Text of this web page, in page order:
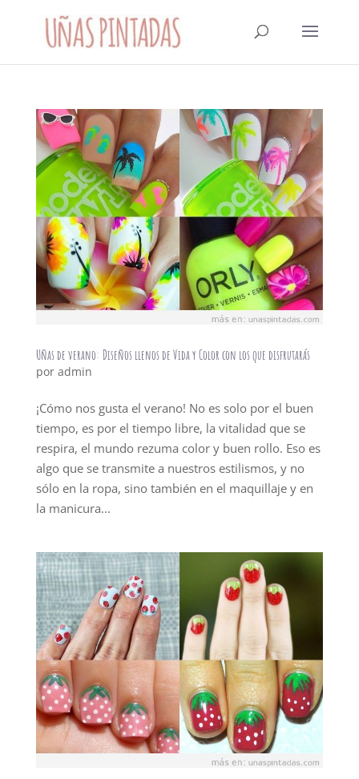
Uñas de verano: Diseños llenos de Vida y Color con los que disfrutarás
por admin
¡Cómo nos gusta el verano! No es solo por el buen
tiempo, es por el tiempo libre, la vitalidad que se
respira, el mundo rezuma color y buen rollo. Eso es
algo que se transmite a nuestros estilismos, y no
sólo en la ropa, sino también en el maquillaje y en
la manicura...